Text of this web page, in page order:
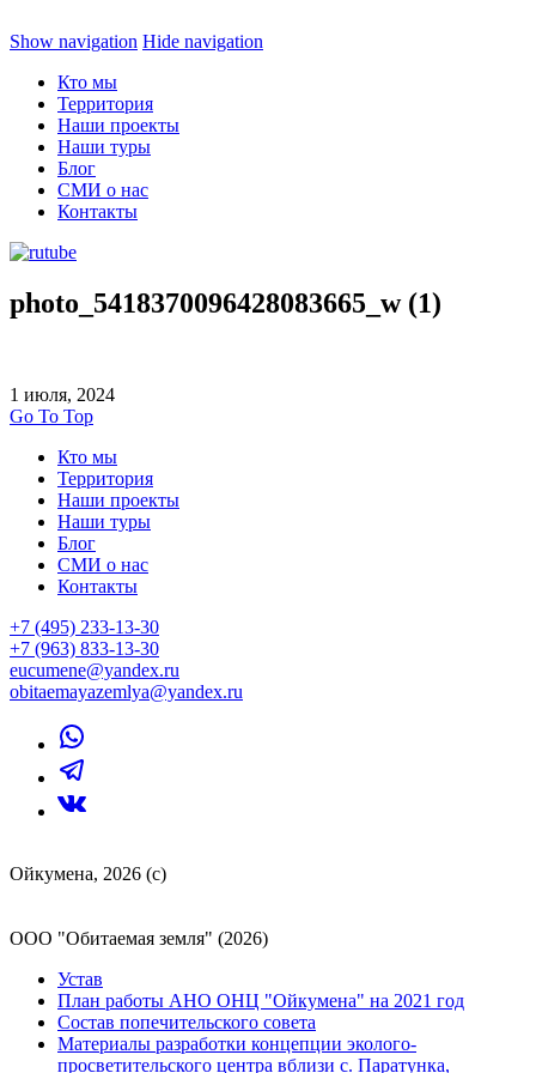
Show navigation Hide navigation
Кто мы
Территория
Наши проекты
Наши туры
Блог
СМИ о нас
Контакты
photo_5418370096428083665_w (1)
1 июля, 2024
Go To Top
Кто мы
Территория
Наши проекты
Наши туры
Блог
СМИ о нас
Контакты
+7 (495) 233-13-30
+7 (963) 833-13-30
eucumene@yandex.ru
obitaemayazemlya@yandex.ru
Ойкумена, 2026 (с)
ООО "Обитаемая земля" (2026)
Устав
План работы АНО ОНЦ "Ойкумена" на 2021 год
Состав попечительского совета
Материалы разработки концепции эколого-
просветительского центра вблизи с. Паратунка,